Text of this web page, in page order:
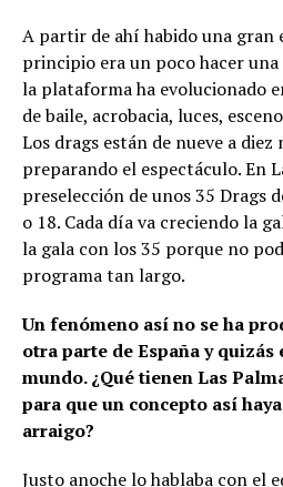
A partir de ahí habido una gran
principio era un poco hacer
la plataforma ha evolucionado
de baile, acrobacia, luces,
Los drags están de nueve a diez
preparando el espectáculo. En
preselección de unos 35 Drags
o 18. Cada día va creciendo la
la gala con los 35 porque no
programa tan largo.
Un fenómeno así no se ha
otra parte de España y
mundo. ¿Qué tienen Las
para que un concepto así
arraigo?
Justo anoche lo hablaba con el